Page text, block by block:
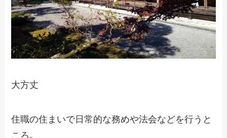
大方丈
住職の住まいで日常的な務めや法会などを行うと
ころ｡